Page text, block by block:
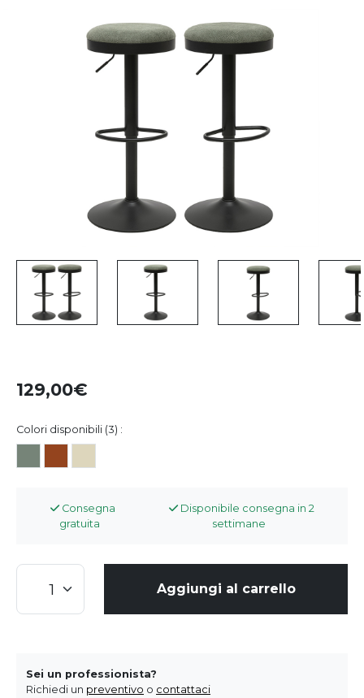
129,00
Colori disponibili (3) :
Consegna
gratuita
Disponibile consegna in 2
settimane
Aggiungi al carrello
Sei un professionista?
Richiedi un preventivo o contattaci